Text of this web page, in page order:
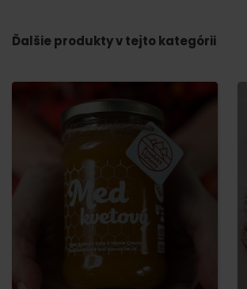
Ďalšie produkty v tejto kategórii